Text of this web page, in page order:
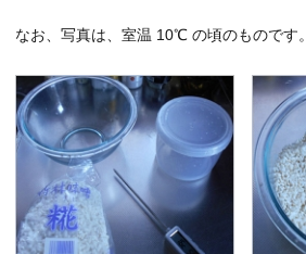
なお、写真は、室温 10℃ の頃のものです。